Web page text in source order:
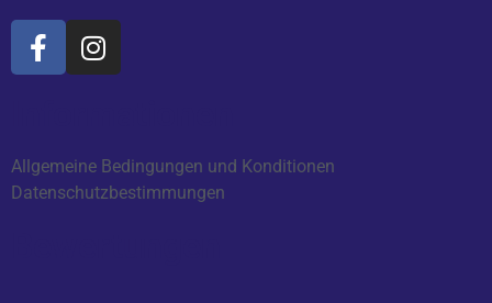
Allgemeine Bedingungen und Konditionen
Datenschutzbestimmungen